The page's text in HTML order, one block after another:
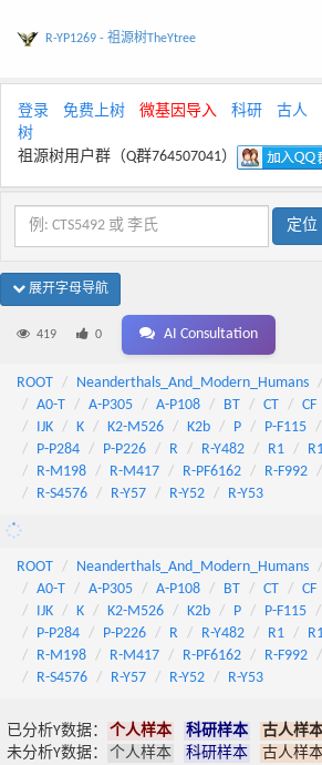
R-YP1269 - 祖源树TheYtree
登录 免费上树 微基因导入 科研 古人
树
祖源树用户群（Q群764507041）
展开字母导航
419 0 AI Consultation
ROOT Neanderthals_And_Modern_Humans
A0-T
A-P305 A-P108 BT CT CF
IJK
K K2-M526 K2b P P-F115
P-P284
P-P226 R R-Y482 R1
R-M198
R-M417 R-PF6162 R-F992
R-S4576
R-Y57 R-Y52 R-Y53
ROOT Neanderthals_And_Modern_Humans
A0-T
A-P305 A-P108 BT CT CF
IJK
K K2-M526 K2b P P-F115
P-P284
P-P226 R R-Y482 R1
R-M198
R-M417 R-PF6162 R-F992
R-S4576
R-Y57 R-Y52 R-Y53
已分析Y数据： 个人样本 科研样本
古人样
未分析Y数据：
个人样本 科研样本 古人样